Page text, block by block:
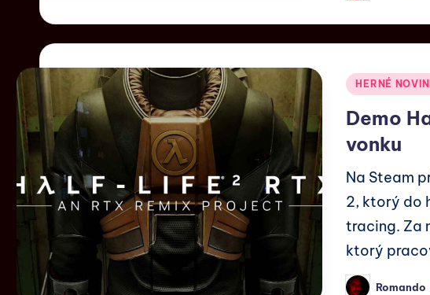
HERNÉ
Demo
vonku
Na Steam
2, ktorý do
tracing. Za
ktorý
Romando